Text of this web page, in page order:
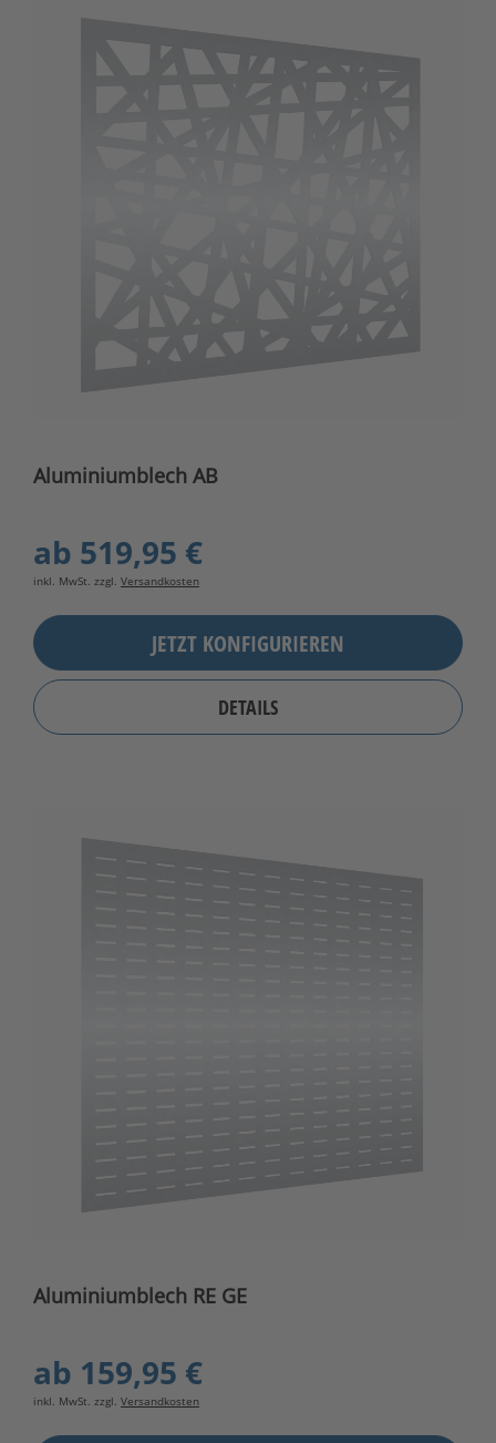
Aluminiumblech AB
ab 519,95 €
inkl. MwSt. zzgl. Versandkosten
JETZT KONFIGURIEREN
DETAILS
Aluminiumblech RE GE
ab 159,95 €
inkl. MwSt. zzgl. Versandkosten